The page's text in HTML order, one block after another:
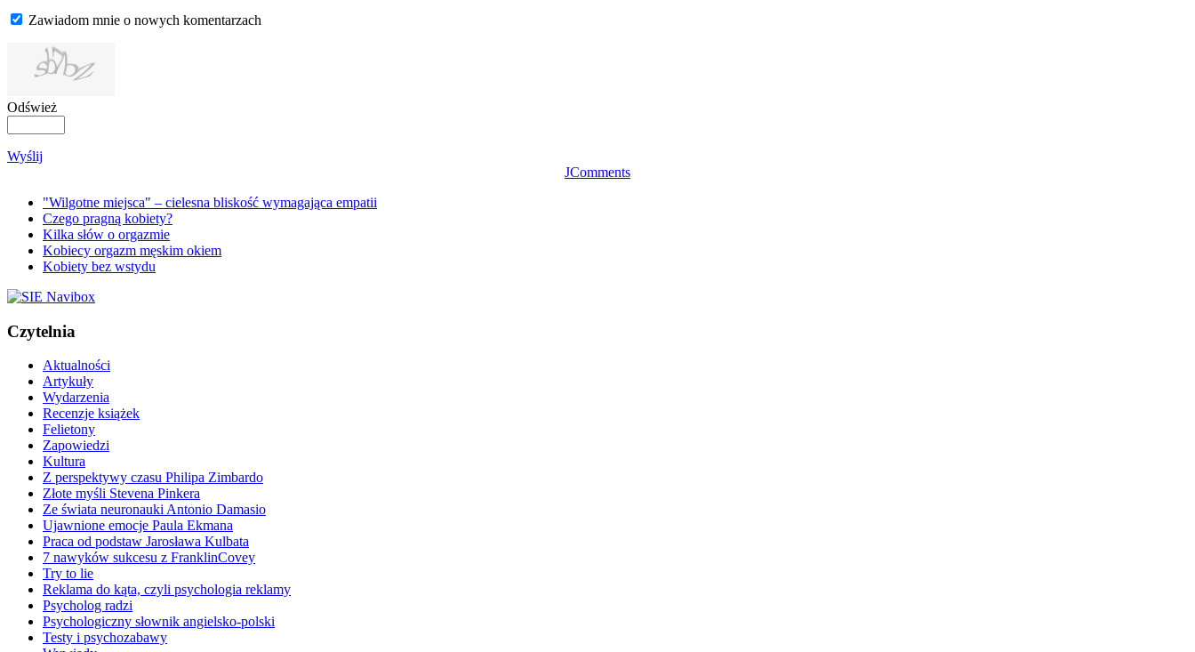
Zawiadom mnie o nowych komentarzach
Odśwież
Wyślij
JComments
"Wilgotne miejsca" – cielesna bliskość wymagająca empatii
Czego pragną kobiety?
Kilka słów o orgazmie
Kobiecy orgazm męskim okiem
Kobiety bez wstydu
Czytelnia
Aktualności
Artykuły
Wydarzenia
Recenzje książek
Felietony
Zapowiedzi
Kultura
Z perspektywy czasu Philipa Zimbardo
Złote myśli Stevena Pinkera
Ze świata neuronauki Antonio Damasio
Ujawnione emocje Paula Ekmana
Praca od podstaw Jarosława Kulbata
7 nawyków sukcesu z FranklinCovey
Try to lie
Reklama do kąta, czyli psychologia reklamy
Psycholog radzi
Psychologiczny słownik angielsko-polski
Testy i psychozabawy